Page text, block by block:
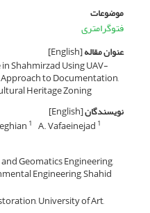
موضوعات
فتوگرامتری
عنوان مقاله[English]
Shahmirzad Using UAV-
to Documentation,
Heritage Zoning
نویسندگان[English]
1 A. Vafaeinejad 1
Geomatics Engineering,
Engineering, Shahid
University of Art,